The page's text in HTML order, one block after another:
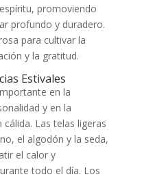
promoviendo
profundo y duradero.
para cultivar la
y la gratitud.
Estivales
en la
y en la
Las telas ligeras
el algodón y la seda,
el calor y
todo el día. Los